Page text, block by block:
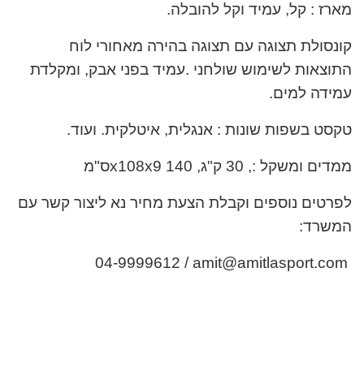
מארז : קל, עמיד וקל להובלה.
קונסולת תצוגה עם תצוגה בהירה מאחורי לוח
התוצאות לשימוש שולחני .עמיד בפני אבק, ומקלדת
עמידה למים.
טקסט בשפות שונות : אנגלית, איטלקית. ועוד.
ממדים ומשקל :, 30 ק"ג, 140 x108x9ס"מ
לפרטים נוספים וקבלת הצעת מחיר נא ליצור קשר עם
המשרד:
04-9999612 / amit@amitlasport.com